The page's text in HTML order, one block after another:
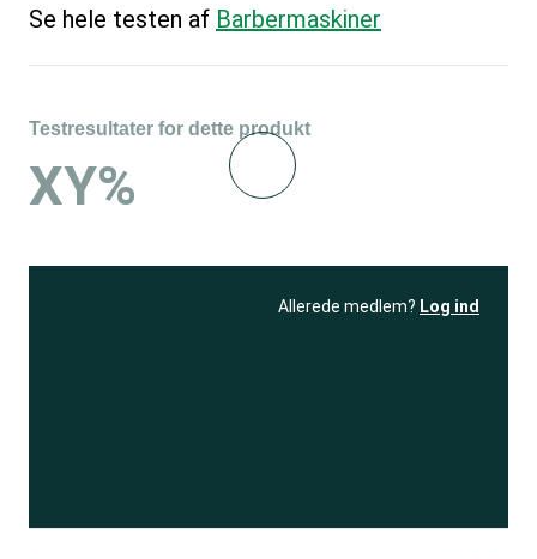
Se hele testen af Barbermaskiner
Testresultater for dette produkt
XY%
Allerede medlem? Log ind